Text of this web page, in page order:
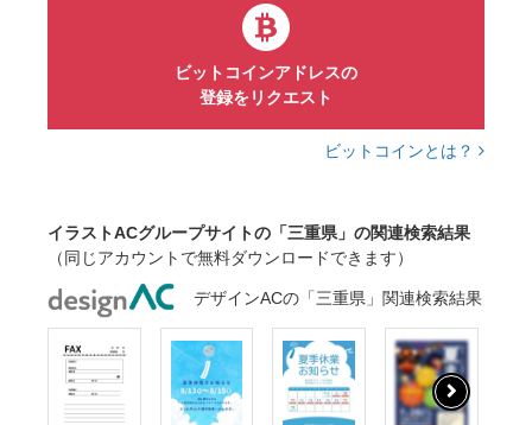
ビットコインアドレスの
登録をリクエスト
ビットコインとは？
イラストACグループサイトの「三重県」の関連検索結果
（同じアカウントで無料ダウンロードできます）
デザインACの「三重県」関連検索結果